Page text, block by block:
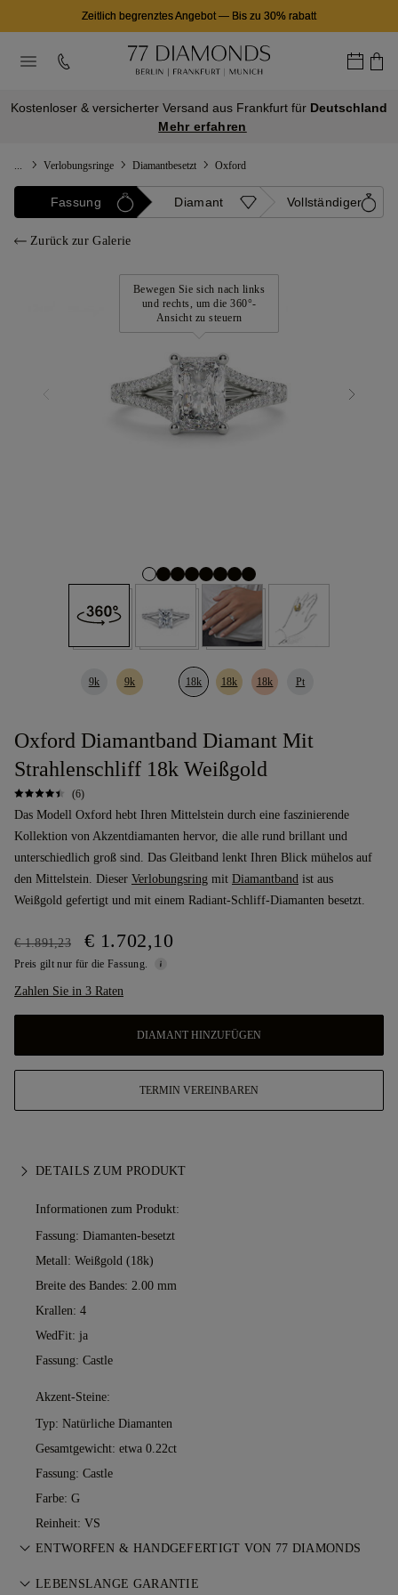
Zeitlich begrenztes Angebot— Bis zu 30% rabatt
Kostenloser & versicherter Versand aus Frankfurt für Deutschland
Mehr erfahren
Verlobungsringe Diamantbesetzt Oxford
Fassung Diamant Vollständiger
Zurück zur Galerie
Bewegen Sie sich nach links
und rechts, um die 360°-
Ansicht zu steuern
9k 9k 18k 18k 18k Pt
Oxford Diamantband Diamant Mit
Strahlenschliff 18k Weißgold
(6)
Das Modell Oxford hebt Ihren Mittelstein durch eine faszinierende
Kollektion von Akzentdiamanten hervor, die alle rund brillant und
unterschiedlich groß sind. Das Gleitband lenkt Ihren Blick mühelos auf
den Mittelstein. Dieser Verlobungsring mit Diamantband ist aus
Weißgold gefertigt und mit einem Radiant-Schliff-Diamanten besetzt.
€ 1.891,23 € 1.702,10
Preis gilt nur für die Fassung.
Zahlen Sie in 3 Raten
DIAMANT HINZUFÜGEN
TERMIN VEREINBAREN
DETAILS ZUM PRODUKT
Informationen zum Produkt:
Fassung: Diamanten-besetzt
Metall: Weißgold (18k)
Breite des Bandes: 2.00 mm
Krallen: 4
WedFit: ja
Fassung: Castle
Akzent-Steine:
Typ: Natürliche Diamanten
Gesamtgewicht: etwa 0.22ct
Fassung: Castle
Farbe: G
Reinheit: VS
ENTWORFEN & HANDGEFERTIGT VON 77 DIAMONDS
Feinschliff der Schmuckkunst — Stück für Stück. Erleben Sie
LEBENSLANGE GARANTIE